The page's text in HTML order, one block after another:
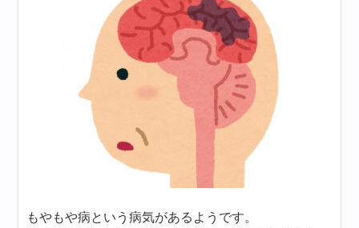
もやもや病という病気があるようです。